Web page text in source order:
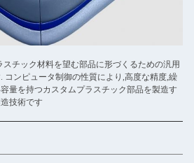
チック材料を望む部品に形づくるための汎用
コンピュータ制御の性質により,高度な精度,繰
量を持つカスタムプラスチック部品を製造す
技術です